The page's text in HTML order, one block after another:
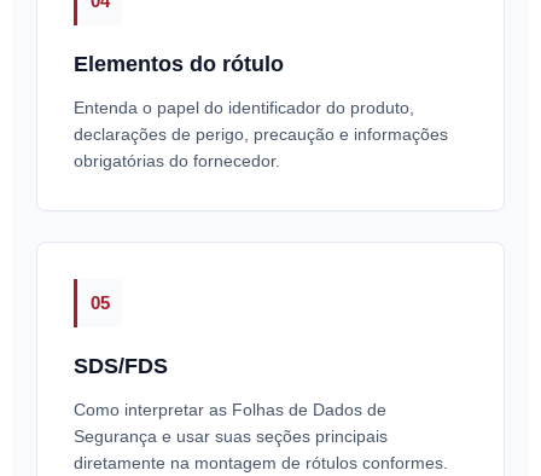
Elementos do rótulo
Entenda o papel do identificador do produto,
declarações de perigo, precaução e informações
obrigatórias do fornecedor.
05
SDS/FDS
Como interpretar as Folhas de Dados de
Segurança e usar suas seções principais
diretamente na montagem de rótulos conformes.